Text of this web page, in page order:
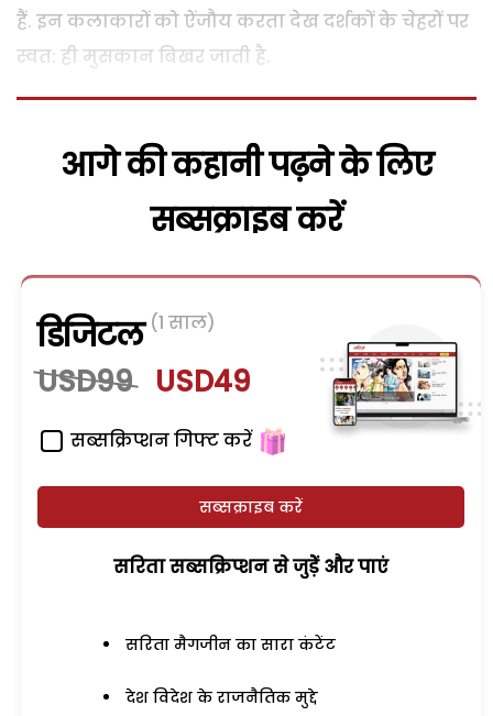
हैं. इन कलाकारों को ऐंजौय करता देख दर्शकों के चेहरों पर
स्वत: ही मुसकान बिखर जाती है.
आगे की कहानी पढ़ने के लिए
सब्सक्राइब करें
डिजिटल (1 साल)
USD99 USD49
सब्सक्रिप्शन गिफ्ट करें
सब्सक्राइब करें
सरिता सब्सक्रिप्शन से जुड़ेें और पाएं
सरिता मैगजीन का सारा कंटेंट
देश विदेश के राजनैतिक मुद्दे